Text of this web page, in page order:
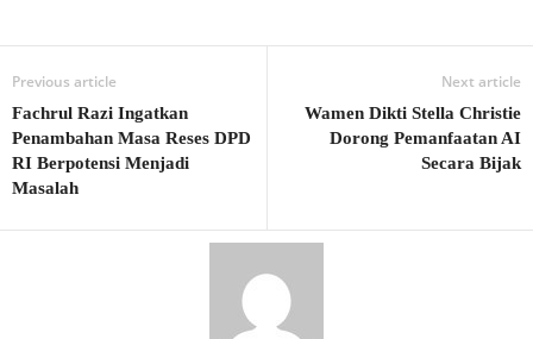
Previous article
Fachrul Razi Ingatkan
Penambahan Masa Reses DPD
RI Berpotensi Menjadi
Masalah
Next article
Wamen Dikti Stella Christie
Dorong Pemanfaatan AI
Secara Bijak